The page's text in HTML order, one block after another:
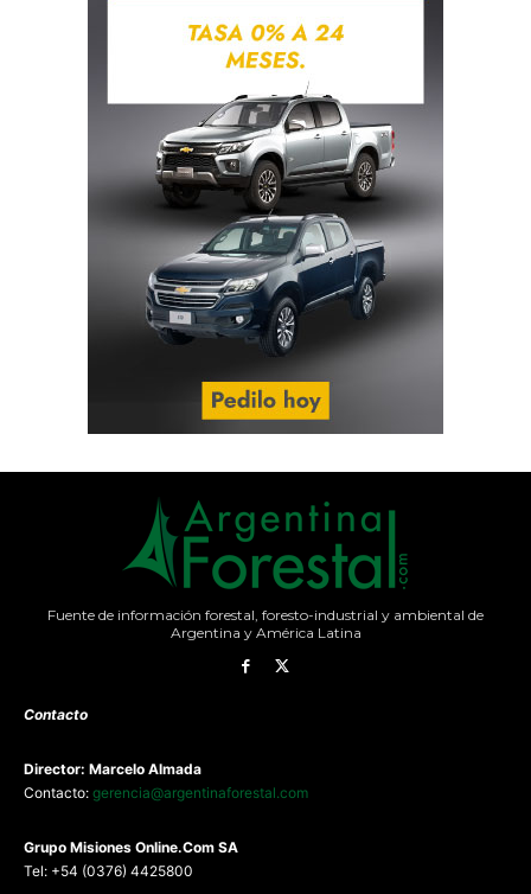
Fuente de información forestal, foresto-industrial y ambiental de
Argentina y América Latina
Contacto
Director: Marcelo Almada
Contacto: gerencia@argentinaforestal.com
Grupo Misiones Online.Com SA
Tel: +54 (0376) 4425800